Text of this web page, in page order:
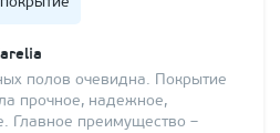
полов очевидна. Покрытие
прочное, надежное,
Главное преимущество –